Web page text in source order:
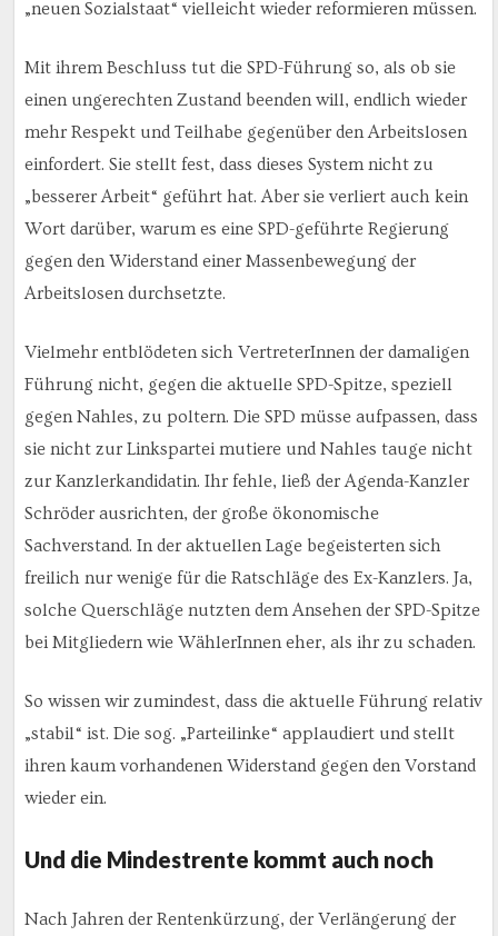
„neuen Sozialstaat“ vielleicht wieder reformieren müssen.
Mit ihrem Beschluss tut die SPD-Führung so, als ob sie
einen ungerechten Zustand beenden will, endlich wieder
mehr Respekt und Teilhabe gegenüber den Arbeitslosen
einfordert. Sie stellt fest, dass dieses System nicht zu
„besserer Arbeit“ geführt hat. Aber sie verliert auch kein
Wort darüber, warum es eine SPD-geführte Regierung
gegen den Widerstand einer Massenbewegung der
Arbeitslosen durchsetzte.
Vielmehr entblödeten sich VertreterInnen der damaligen
Führung nicht, gegen die aktuelle SPD-Spitze, speziell
gegen Nahles, zu poltern. Die SPD müsse aufpassen, dass
sie nicht zur Linkspartei mutiere und Nahles tauge nicht
zur Kanzlerkandidatin. Ihr fehle, ließ der Agenda-Kanzler
Schröder ausrichten, der große ökonomische
Sachverstand. In der aktuellen Lage begeisterten sich
freilich nur wenige für die Ratschläge des Ex-Kanzlers. Ja,
solche Querschläge nutzten dem Ansehen der SPD-Spitze
bei Mitgliedern wie WählerInnen eher, als ihr zu schaden.
So wissen wir zumindest, dass die aktuelle Führung relativ
„stabil“ ist. Die sog. „Parteilinke“ applaudiert und stellt
ihren kaum vorhandenen Widerstand gegen den Vorstand
wieder ein.
Und die Mindestrente kommt auch noch
Nach Jahren der Rentenkürzung, der Verlängerung der